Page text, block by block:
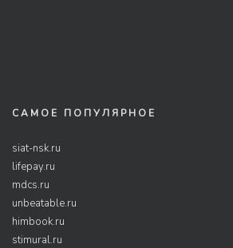
САМОЕ ПОПУЛЯРНОЕ
siat-nsk.ru
lifepay.ru
mdcs.ru
unbeatable.ru
himbook.ru
stimural.ru